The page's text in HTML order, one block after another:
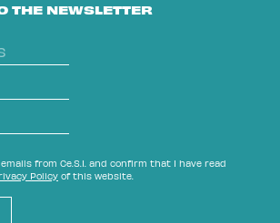
THE NEWSLETTER
from Ce.S.I. and confirm that I have read
Policy of this website.